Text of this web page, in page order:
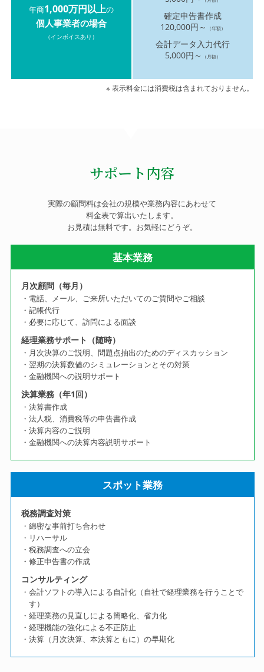
年商1,000万円以上の
個人事業者の場合
（インボイスあり）
確定申告書作成
120,000円～
（年額）
会計データ入力代行
5,000円～
（月額）
※ 表示料金には消費税は含まれておりません。
サポート内容
実際の顧問料は会社の規模や業務内容にあわせて
料金表で算出いたします。
お見積は無料です。お気軽にどうぞ。
基本業務
月次顧問（毎月）
・電話、メール、ご来所いただいてのご質問やご相談
・記帳代行
・必要に応じて、訪問による面談
経理業務サポート（随時）
・月次決算のご説明、問題点抽出のためのディスカッション
・翌期の決算数値のシミュレーションとその対策
・金融機関への説明サポート
決算業務（年1回）
・決算書作成
・法人税、消費税等の申告書作成
・決算内容のご説明
・金融機関への決算内容説明サポート
スポット業務
税務調査対策
・綿密な事前打ち合わせ
・リハーサル
・税務調査への立会
・修正申告書の作成
コンサルティング
・会計ソフトの導入による自計化（自社で経理業務を行うことで
す）
・経理業務の見直しによる簡略化、省力化
・経理機能の強化による不正防止
・決算（月次決算、本決算ともに）の早期化